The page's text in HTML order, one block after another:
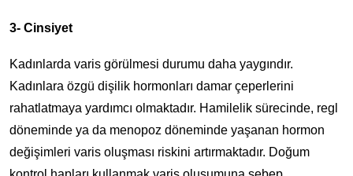
3- Cinsiyet
Kadınlarda varis görülmesi durumu daha yaygındır.
Kadınlara özgü dişilik hormonları damar çeperlerini
rahatlatmaya yardımcı olmaktadır. Hamilelik sürecinde, regl
döneminde ya da menopoz döneminde yaşanan hormon
değişimleri varis oluşması riskini artırmaktadır. Doğum